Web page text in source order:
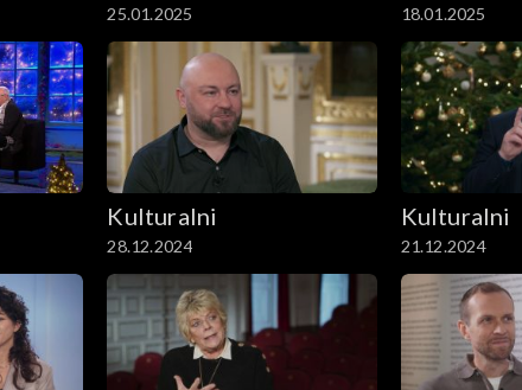
25.01.2025 18.01.2025
Kulturalni
28.12.2024
Kulturalni
21.12.2024